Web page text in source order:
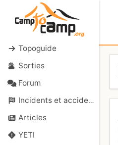
Topoguide
Sorties
Forum
Incidents et accidents
Articles
YETI